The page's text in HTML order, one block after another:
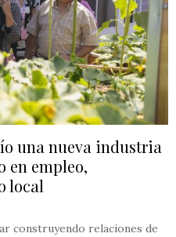
una nueva industria
en empleo,
local
construyendo relaciones de